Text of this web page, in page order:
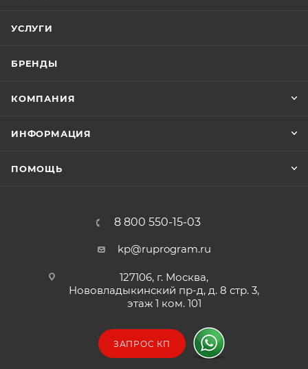
УСЛУГИ
БРЕНДЫ
КОМПАНИЯ
ИНФОРМАЦИЯ
ПОМОЩЬ
8 800 550-15-03
kp@ruprogram.ru
127106, г. Москва,
Нововладыкинский пр-д, д. 8 стр. 3,
этаж 1 ком. 101
ЗАПРОС КП